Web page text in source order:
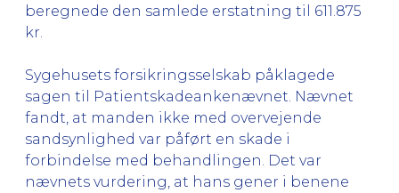
beregnede den samlede erstatning til 611.875
kr.
Sygehusets forsikringsselskab påklagede
sagen til Patientskadeankenævnet. Nævnet
fandt, at manden ikke med overvejende
sandsynlighed var påført en skade i
forbindelse med behandlingen. Det var
nævnets vurdering, at hans gener i benene